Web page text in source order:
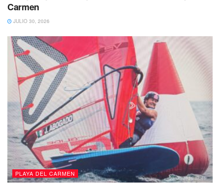
Carmen
JULIO 30, 2026
PLAYA DEL CARMEN